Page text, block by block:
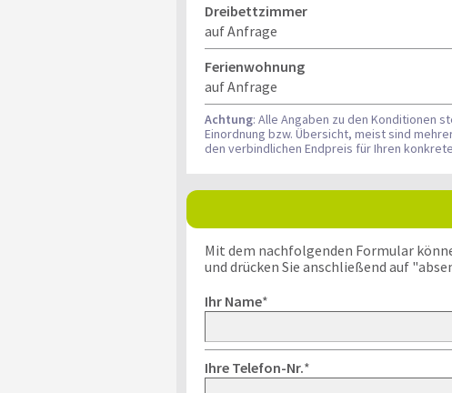
Dreibettzimmer
auf Anfrage
Ferienwohnung
auf Anfrage
Achtung: Alle Angaben zu den Konditionen
Einordnung bzw. Übersicht, meist sind
den verbindlichen Endpreis für Ihren
Mit dem nachfolgenden Formular
und drücken Sie anschließend auf
Ihr Name*
Ihre Telefon-Nr.*